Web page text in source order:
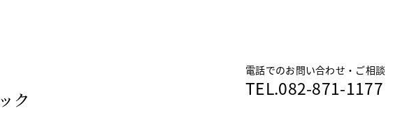
電話でのお問い合わせ・ご相談
TEL.082-871-1177